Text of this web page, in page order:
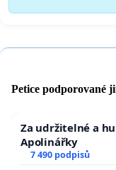
Petice podporované
Za udržitelné a
Apolinářky
7 490 podpisů